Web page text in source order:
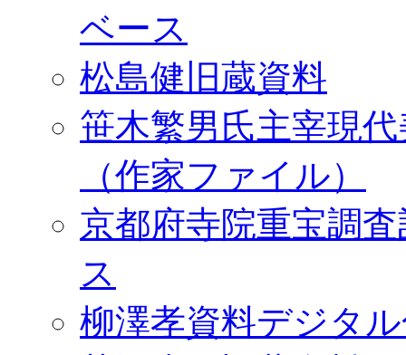
ベース
松島健旧蔵資料
笹木繁男氏主宰現
（作家ファイル）
京都府寺院重宝調
ス
柳澤孝資料デジタ